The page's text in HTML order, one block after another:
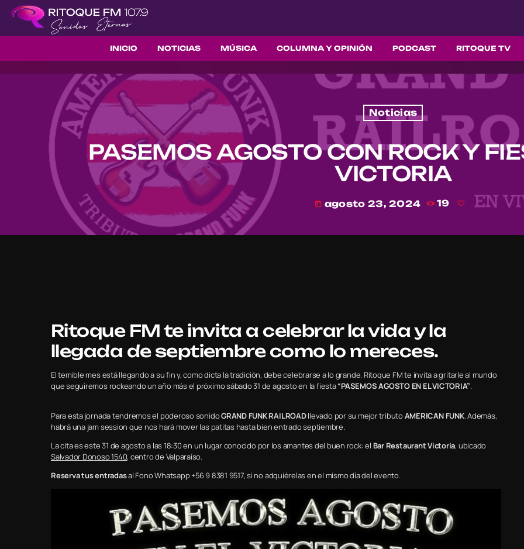
INICIO NOTICIAS MÚSICA COLUMNA Y OPINIÓN PODCAST RITOQUE TV
Noticias
PASEMOS AGOSTO CON ROCK Y
VICTORIA
today agosto 23, 2024 19
Ritoque FM te invita a celebrar la vida y la
llegada de septiembre como lo mereces.
El temible mes está llegando a su fin y, como dicta la tradición, debe celebrarse a lo grande. Ritoque FM te invita a gritarle al mundo
que seguiremos rockeando un año más el próximo sábado 31 de agosto en la fiesta“PASEMOS AGOSTO EN EL VICTORIA”.
Para esta jornada tendremos el poderoso sonidoGRAND FUNK RAILROADllevado por su mejor tributoAMERICAN FUNK. Además,
habrá una jam session que nos hará mover las patitas hasta bien entrado septiembre.
La cita es este 31 de agosto a las 18:30 en un lugar conocido por los amantes del buen rock: el Bar Restaurant Victoria, ubicado
Salvador Donoso 1540, centro de Valparaíso.
Reserva tus entradasal Fono Whatsapp +56 9 8381 9517, si no adquiérelas en el mismo día del evento.